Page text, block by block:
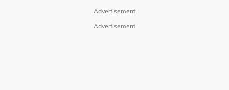
Advertisement
Advertisement